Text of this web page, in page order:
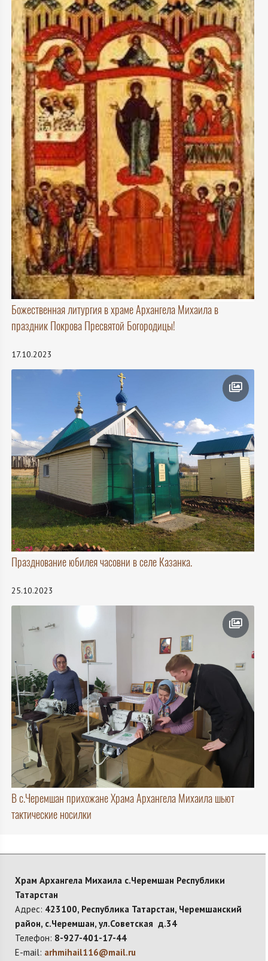
Божественная литургия в храме Архангела Михаила в
праздник Покрова Пресвятой Богородицы!
17.10.2023
Празднование юбилея часовни в селе Казанка.
25.10.2023
В с.Черемшан прихожане Храма Архангела Михаила шьют
тактические носилки
Храм Архангела Михаила с.Черемшан Республики
Татарстан
Адрес: 423100, Республика Татарстан, Черемшанский
район, с.Черемшан, ул.Советская д.34
Телефон: 8-927-401-17-44
E-mail: arhmihail116@mail.ru